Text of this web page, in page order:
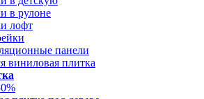
в рулоне
лофт
панели
виниловая плитка